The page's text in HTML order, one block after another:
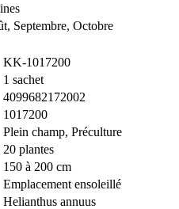
Septembre, Octobre
KK-1017200
1 sachet
4099682172002
1017200
Plein champ, Préculture
20 plantes
150 à 200 cm
Emplacement ensoleillé
Helianthus annuus